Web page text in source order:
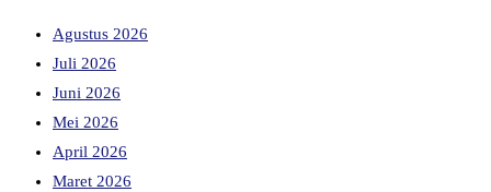
Agustus 2026
Juli 2026
Juni 2026
Mei 2026
April 2026
Maret 2026